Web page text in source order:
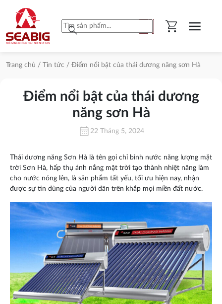
search shopping_cart menu
Trang chủ / Tin tức / Điểm nổi bật của thái dương năng sơn Hà
Điểm nổi bật của thái dương
năng sơn Hà
calendar_month 22 Tháng 5, 2024
Thái dương năng Sơn Hà là tên gọi chỉ bình nước năng lượng mặt
trời Sơn Hà, hấp thụ ánh nắng mặt trời tạo thành nhiệt năng làm
cho nước nóng lên, là sản phẩm tất yếu, tối ưu hiện nay, nhận
được sự tin dùng của người dân trên khắp mọi miền đất nước.